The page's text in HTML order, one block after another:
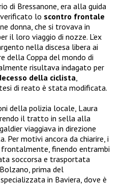
di Bressanone, era alla guida
lo scontro frontale
donna, che si trovava in
il loro viaggio di nozze. L’ex
nella discesa libera ai
della Coppa del mondo di
risultava indagato per
della ciclista
di reato è stata modificata.
della polizia locale, Laura
il tratto in sella alla
viaggiava in direzione
motivi ancora da chiarire, i
finendo entrambi
soccorsa e trasportata
prima del
in Baviera, dove è